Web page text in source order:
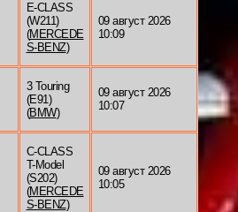
E-CLASS
(W211)
(MERCEDE
S-BENZ)
09 август 2026
10:09
3 Touring
(E91)
(BMW)
09 август 2026
10:07
C-CLASS
T-Model
(S202)
(MERCEDE
S-BENZ)
09 август 2026
10:05